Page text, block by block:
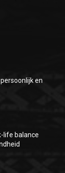
en
life balance